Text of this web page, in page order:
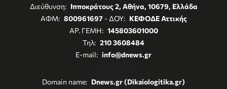
Διεύθυνση: Ιπποκράτους 2, Αθήνα, 10679, Ελλάδα
ΑΦΜ: 800961697- ΔΟΥ: ΚΕΦΟΔΕ Αττικής
ΑΡ. ΓΕΜΗ: 145803601000
Τηλ: 210 3608484
E-mail: info@dnews.gr
Domain name: Dnews.gr (Dikaiologitika.gr)